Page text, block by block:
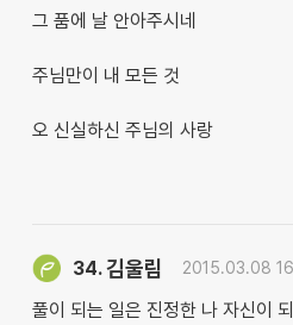
그 품에 날 안아주시네
주님만이 내 모든 것
오 신실하신 주님의 사랑
34.김울림 2015.03.08
풀이 되는 일은 진정한 나 자신이